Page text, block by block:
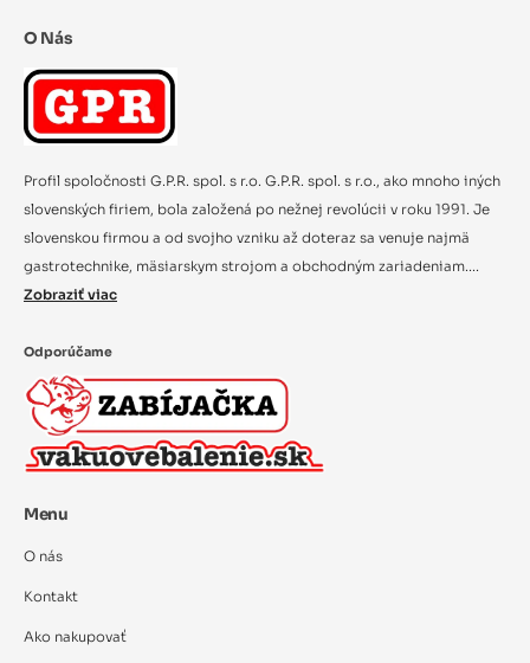
O Nás
Profil spoločnosti G.P.R. spol. s r.o. G.P.R. spol. s r.o., ako mnoho iných
slovenských firiem, bola založená po nežnej revolúcii v roku 1991. Je
slovenskou firmou a od svojho vzniku až doteraz sa venuje najmä
gastrotechnike, mäsiarskym strojom a obchodným zariadeniam....
Zobraziť viac
Odporúčame
Menu
O nás
Kontakt
Ako nakupovať